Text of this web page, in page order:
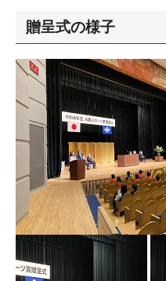
贈呈式の様子